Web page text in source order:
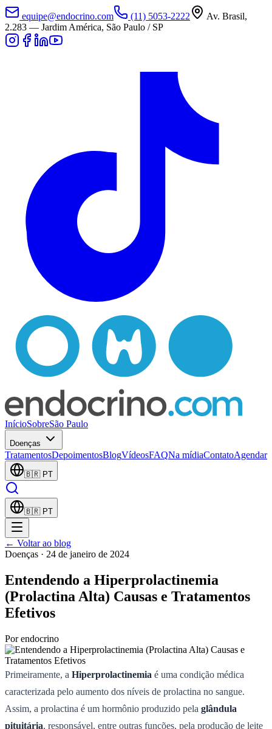
equipe@endocrino.com (11) 5053-2222
Av. Brasil,
2.283 — Jardim América, São Paulo / SP
InícioSobreSão Paulo
Doenças
TratamentosDepoimentosBlogVídeosFAQNa mídiaContatoAgendar
🇧🇷 PT
🇧🇷 PT
← Voltar ao blog
Doenças · 24 de janeiro de 2024
Entendendo a Hiperprolactinemia
(Prolactina Alta) Causas e Tratamentos
Efetivos
Porendocrino
Primeiramente, a Hiperprolactinemia é uma condição médica
caracterizada pelo aumento dos níveis de prolactina no sangue.
Assim, a prolactina é um hormônio produzido pela glândula
pituitária, responsável, entre outras funções, pela produção de leite